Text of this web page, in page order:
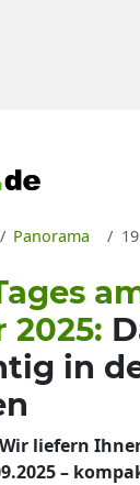
Panorama
2025:
in
liefern
–